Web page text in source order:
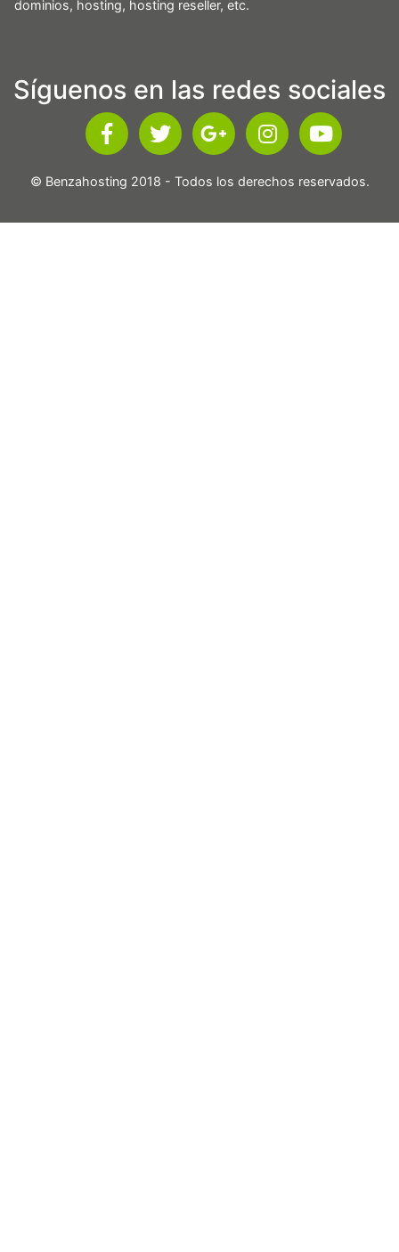
dominios, hosting, hosting reseller, etc.
Síguenos en las redes sociales
© Benzahosting 2018 - Todos los derechos reservados.